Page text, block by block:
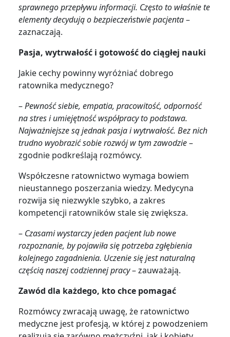
sprawnego przepływu informacji. Często to właśnie te
elementy decydują o bezpieczeństwie pacjenta–
zaznaczają.
Pasja, wytrwałość i gotowość do ciągłej nauki
Jakie cechy powinny wyróżniać dobrego
ratownika medycznego?
–Pewność siebie, empatia, pracowitość, odporność
na stres i umiejętność współpracy to podstawa.
Najważniejsze są jednak pasja i wytrwałość. Bez nich
trudno wyobrazić sobie rozwój w tym zawodzie–
zgodnie podkreślają rozmówcy.
Współczesne ratownictwo wymaga bowiem
nieustannego poszerzania wiedzy. Medycyna
rozwija się niezwykle szybko, a zakres
kompetencji ratowników stale się zwiększa.
– Czasami wystarczy jeden pacjent lub nowe
rozpoznanie, by pojawiła się potrzeba zgłębienia
kolejnego zagadnienia. Uczenie się jest naturalną
częścią naszej codziennej pracy– zauważają.
Zawód dla każdego, kto chce pomagać
Rozmówcy zwracają uwagę, że ratownictwo
medyczne jest profesją, w której z powodzeniem